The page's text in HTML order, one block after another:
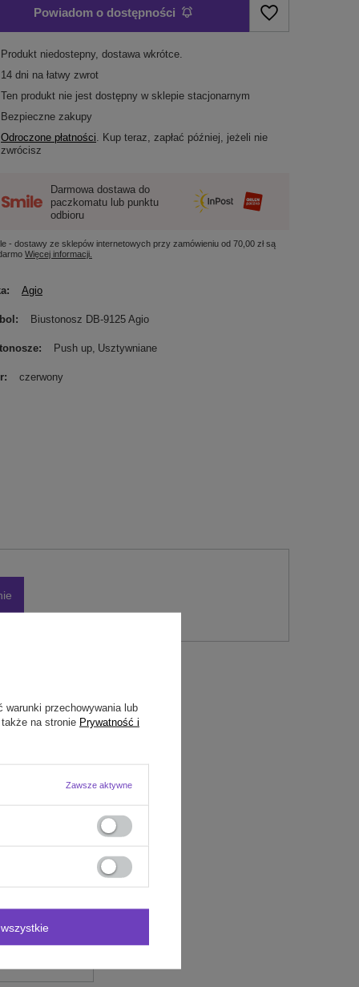
Powiadom o dostępności
Produkt niedostepny, dostawa wkrótce
14 dni na łatwy zwrot
Ten produkt nie jest dostępny w sklepie stacjonarnym
Bezpieczne zakupy
Odroczone płatności. Kup teraz, zapłać później, jeżeli nie
zwrócisz
Darmowa dostawa do
paczkomatu lub punktu
odbioru
- dostawy ze sklepów internetowych przy zamówieniu od70,00 złsą
Więcej informacji.
Agio
Biustonosz DB-9125 Agio
Push up Usztywniane
czerwony
warunki przechowywania lub
na stronie Prywatność i
Zawsze aktywne